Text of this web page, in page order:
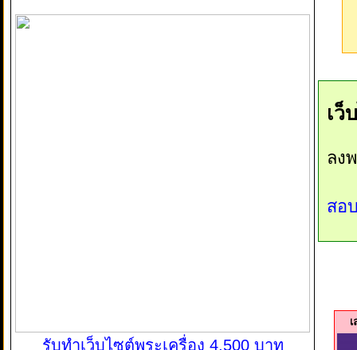
รับทำเว็บไซต์พระเครื่อง 4,500 บาท
เว็
ลง
สอ